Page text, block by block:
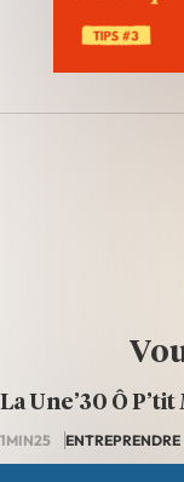
La Une’30 Ô
1MIN25 ENTREPRENDRE